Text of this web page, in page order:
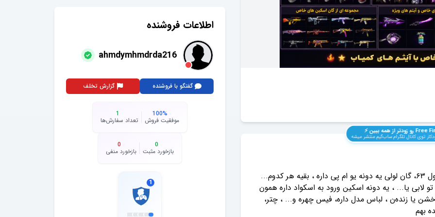
Free رو زودتر از همه ببین ⚡️
توی کانال تلگرام ساب‌گیم منتشر میشه
اکانت فری فایر ۲ ۳ ساله دارم ، میخوام بفروشم لول ۶۳، گان لولی یه دونه یو ام پی داره ، بقیه هر کدوم...
یا... ، یه دونه اسکین ورود به اسکواد داره همون
یا زنده‌ن ، لباس مدل داره، فیس چهره و... ، چتر،
بهم
اطلاعات فروشنده
ahmdymhmdrda216
گفتگو با فروشنده گزارش تخلف
100%
موفقیت فروش
1
تعداد سفارش‌ها
0
بازخورد مثبت
0
بازخورد منفی
1